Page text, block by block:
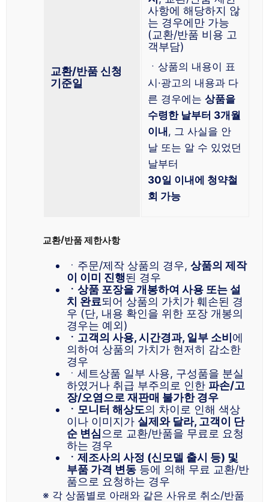
교환/반품 신청
기준일
사항에 해당하지 않
는 경우에만 가능
(교환/반품 비용 고
객부담)
ㆍ상품의 내용이 표
시·광고의 내용과 다
른 경우에는 상품을
수령한 날부터 3개월
이내, 그 사실을 안
날 또는 알 수 있었던
날부터
30일 이내에 청약철
회 가능
교환/반품 제한사항
ㆍ주문/제작 상품의 경우, 상품의 제작
이 이미 진행된 경우
ㆍ상품 포장을 개봉하여 사용 또는 설
치 완료되어 상품의 가치가 훼손된 경
우 (단, 내용 확인을 위한 포장 개봉의
경우는 예외)
ㆍ고객의 사용, 시간경과, 일부 소비에
의하여 상품의 가치가 현저히 감소한
경우
ㆍ세트상품 일부 사용, 구성품을 분실
하였거나 취급 부주의로 인한 파손/고
장/오염으로 재판매 불가한 경우
ㆍ모니터 해상도의 차이로 인해 색상
이나 이미지가 실제와 달라, 고객이 단
순 변심 으로 교환/반품을 무료로 요청
하는 경우
ㆍ제조사의 사정 (신모델 출시 등) 및
부품 가격 변동 등에 의해 무료 교환/반
품으로 요청하는 경우
※ 각 상품별로 아래와 같은 사유로 취소/반품